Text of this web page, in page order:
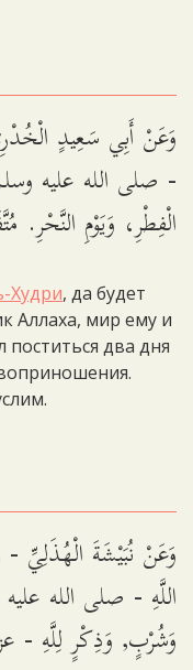
وَعَنْ أَبِي سَعِيدٍ
- صلى الله عليه
الْفِطْرِ، وَيَوْمِ النَّحْرِ.
Худри, да будет
Аллаха, мир ему и
поститься два дня
وَعَنْ نُبَيْشَةَ الْهُذَلِيِّ
اللَّهِ - صلى الله
وَشُرْبٍ, وَذِكْرٍ لِلَّهِ -